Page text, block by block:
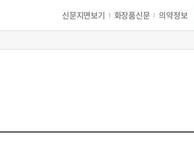
신문지면보기 화장품신문 의약정보